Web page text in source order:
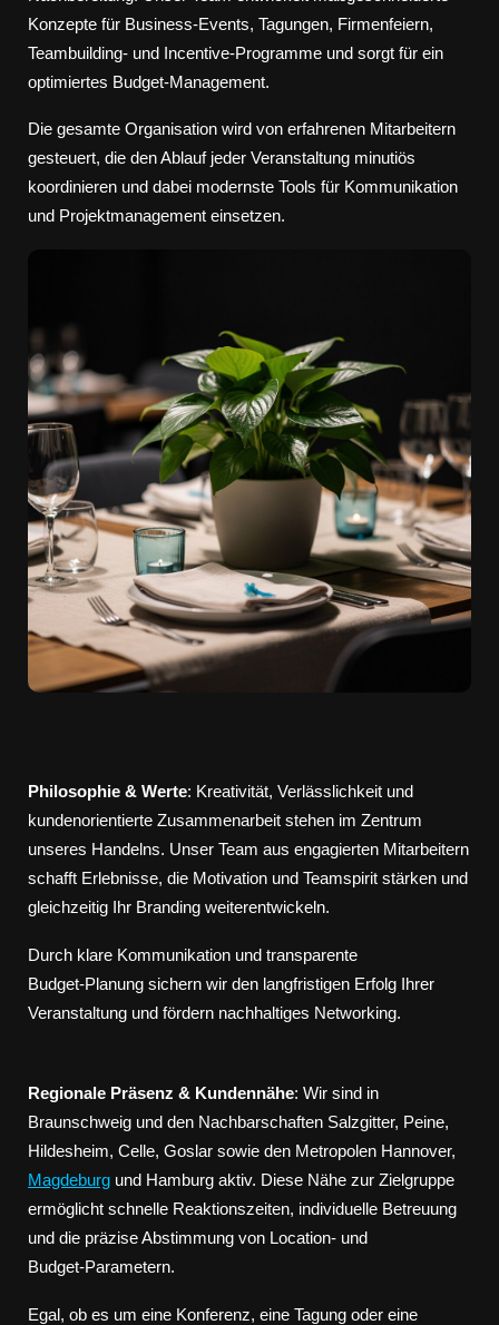
Konzepte für Business‑Events, Tagungen, Firmenfeiern,
Teambuilding‑ und Incentive‑Programme und sorgt für ein
optimiertes Budget‑Management.
Die gesamte Organisation wird von erfahrenen Mitarbeitern
gesteuert, die den Ablauf jeder Veranstaltung minutiös
koordinieren und dabei modernste Tools für Kommunikation
und Projektmanagement einsetzen.
Regionale Präsenz & Kundennähe: Wir sind in
Braunschweig und den Nachbarschaften Salzgitter, Peine,
Hildesheim, Celle, Goslar sowie den Metropolen Hannover,
Magdeburg und Hamburg aktiv. Diese Nähe zur Zielgruppe
ermöglicht schnelle Reaktionszeiten, individuelle Betreuung
und die präzise Abstimmung von Location‑ und
Budget‑Parametern.
Egal, ob es um eine Konferenz, eine Tagung oder eine
Philosophie & Werte: Kreativität, Verlässlichkeit und
kundenorientierte Zusammenarbeit stehen im Zentrum
unseres Handelns. Unser Team aus engagierten Mitarbeitern
schafft Erlebnisse, die Motivation und Teamspirit stärken und
gleichzeitig Ihr Branding weiterentwickeln.
Durch klare Kommunikation und transparente
Budget‑Planung sichern wir den langfristigen Erfolg Ihrer
Veranstaltung und fördern nachhaltiges Networking.